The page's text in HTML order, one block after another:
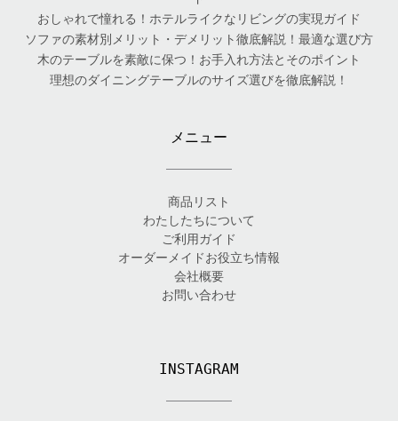
おしゃれで憧れる！ホテルライクなリビングの実現ガイド
ソファの素材別メリット・デメリット徹底解説！最適な選び方
木のテーブルを素敵に保つ！お手入れ方法とそのポイント
理想のダイニングテーブルのサイズ選びを徹底解説！
メニュー
商品リスト
わたしたちについて
ご利用ガイド
オーダーメイドお役立ち情報
会社概要
お問い合わせ
INSTAGRAM